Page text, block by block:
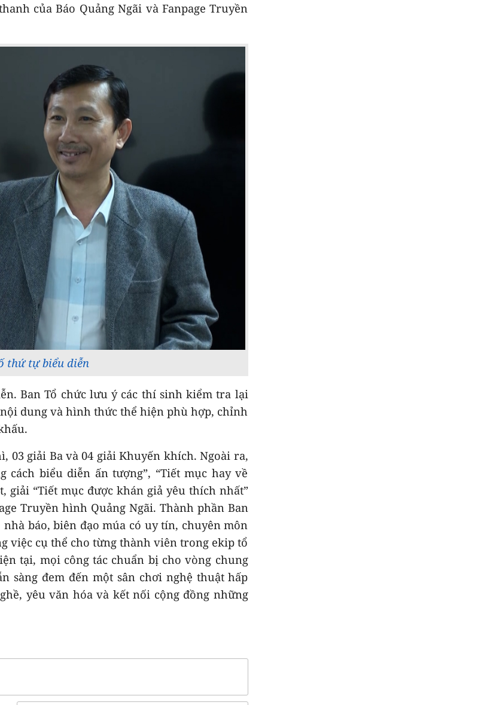
của Báo Quảng Ngãi và Fanpage Truyền
thứ tự biểu diễn
Ban Tổ chức lưu ý các thí sinh kiểm tra lại
dung và hình thức thể hiện phù hợp, chỉnh
03 giải Ba và 04 giải Khuyến khích. Ngoài ra,
cách biểu diễn ấn tượng”, “Tiết mục hay về
giải “Tiết mục được khán giả yêu thích nhất”
Truyền hình Quảng Ngãi. Thành phần Ban
báo, biên đạo múa có uy tín, chuyên môn
việc cụ thể cho từng thành viên trong ekip tổ
tại, mọi công tác chuẩn bị cho vòng chung
sàng đem đến một sân chơi nghệ thuật hấp
yêu văn hóa và kết nối cộng đồng những